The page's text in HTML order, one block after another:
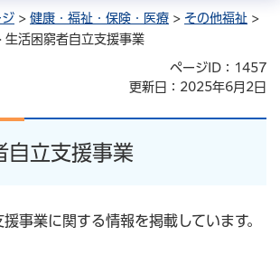
> 健康・福祉・保険・医療 > その他福祉 >
生活困窮者自立支援事業
ページID：1457
更新日：2025年6月2日
自立支援事業
事業に関する情報を掲載しています。